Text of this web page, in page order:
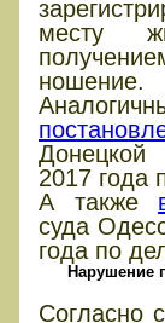
месту
ношение.
2017 года
А также
суда
года по
Нарушение
Согласно